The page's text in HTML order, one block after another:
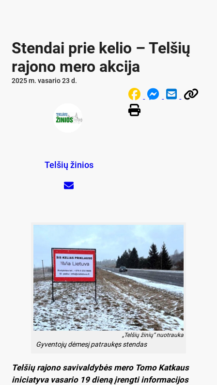
Stendai prie kelio – Telšių
rajono mero akcija
2025 m. vasario 23 d.
Telšių žinios
„Telšių žinių“ nuotrauka
Gyventojų dėmesį patraukęs stendas
Telšių rajono savivaldybės mero Tomo Katkaus
iniciatyva vasario 19 dieną įrengti informacijos